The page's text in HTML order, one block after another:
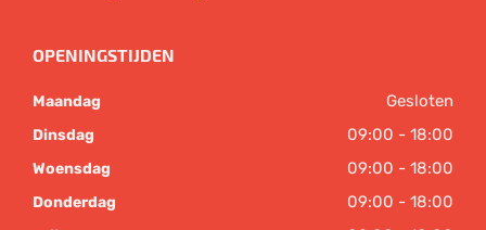
OPENINGSTIJDEN
Maandag Gesloten
Dinsdag 09:00 - 18:00
Woensdag 09:00 - 18:00
Donderdag 09:00 - 18:00